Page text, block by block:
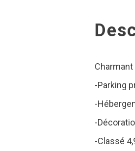
-Parking
-
-
-Classé